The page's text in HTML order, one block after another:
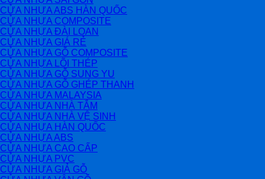
CỬA NHỰA ABS HÀN QUỐC
CỬA NHỰA COMPOSITE
CỬA NHỰA ĐÀI LOAN
CỬA NHỰA GIÁ RẺ
CỬA NHỰA GỖ COMPOSITE
CỬA NHỰA LÕI THÉP
CỬA NHỰA GỖ SUNG YU
CỬA NHỰA GỖ GHÉP THANH
CỬA NHỰA MALAYSIA
CỬA NHỰA NHÀ TẮM
CỬA NHỰA NHÀ VỆ SINH
CỬA NHỰA HÀN QUỐC
CỬA NHỰA ABS
CỬA NHỰA CAO CẤP
CỬA NHỰA PVC
CỬA NHỰA GIẢ GỖ